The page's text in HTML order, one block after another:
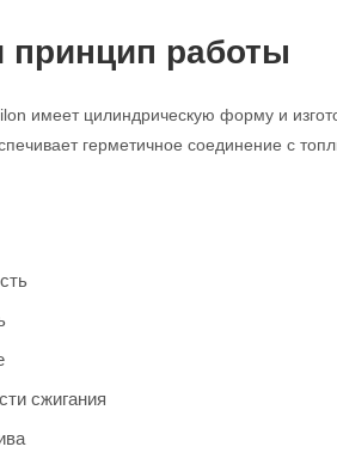
принцип работы
имеет цилиндрическую форму и
герметичное соединение с
сжигания